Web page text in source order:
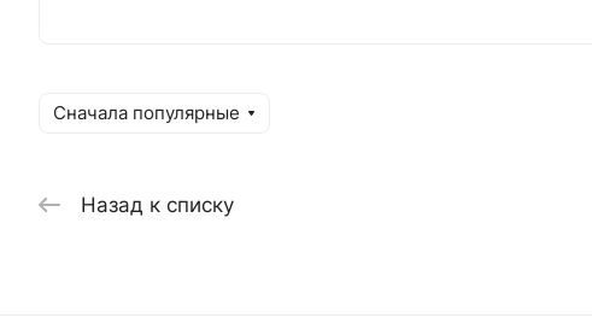
Сначала популярные
Назад к списку